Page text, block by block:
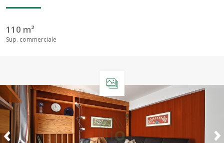
110 m²
Sup. commerciale